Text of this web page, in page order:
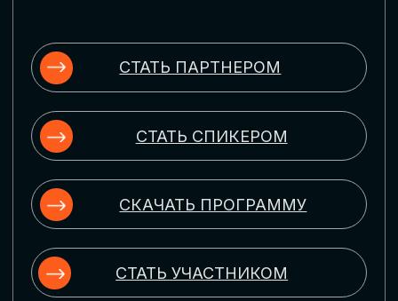
Узнаем как компании адаптируются к
новой ИИ-реальности. Как ИИ-
сотрудники становятся
«полноправными» членами команды, как
ИИ-помощники забирают на себя рутину
и как можно значительно увеличить
производительность без огромных
затрат на нейросети
ЦИФРОВИЗАЦИЯ
УПРАВЛЕНИЯ ПЕРСОНАЛОМ
Рассмотрим управление человеческим
комплексные решения для роста
производительности и кейсы
оптимизации процессов найма,
развития, оценки и удержания